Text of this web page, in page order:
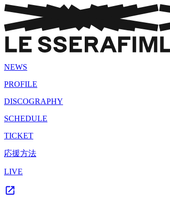
NEWS
PROFILE
DISCOGRAPHY
SCHEDULE
TICKET
応援方法
LIVE